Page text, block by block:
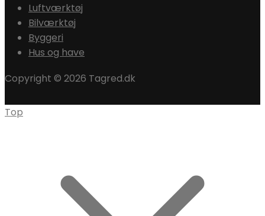
Luftværktøj
Bilværktøj
Byggeri
Hus og have
Copyright © 2026 Tagred.dk
Top